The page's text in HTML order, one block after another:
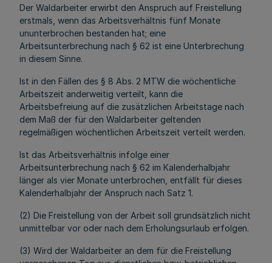
Der Waldarbeiter erwirbt den Anspruch auf Freistellung
erstmals, wenn das Arbeitsverhältnis fünf Monate
ununterbrochen bestanden hat; eine
Arbeitsunterbrechung nach § 62 ist eine Unterbrechung
in diesem Sinne.
Ist in den Fällen des § 8 Abs. 2 MTW die wöchentliche
Arbeitszeit anderweitig verteilt, kann die
Arbeitsbefreiung auf die zusätzlichen Arbeitstage nach
dem Maß der für den Waldarbeiter geltenden
regelmäßigen wöchentlichen Arbeitszeit verteilt werden.
Ist das Arbeitsverhältnis infolge einer
Arbeitsunterbrechung nach § 62 im Kalenderhalbjahr
länger als vier Monate unterbrochen, entfällt für dieses
Kalenderhalbjahr der Anspruch nach Satz 1.
(2) Die Freistellung von der Arbeit soll grundsätzlich nicht
unmittelbar vor oder nach dem Erholungsurlaub erfolgen.
(3) Wird der Waldarbeiter an dem für die Freistellung